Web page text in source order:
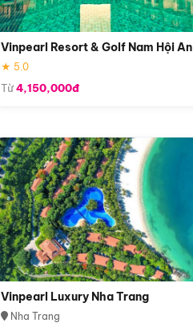
Vinpearl Resort & Golf Nam Hội An
★ 5.0
Từ4,150,000đ
Vinpearl Luxury Nha Trang
Nha Trang